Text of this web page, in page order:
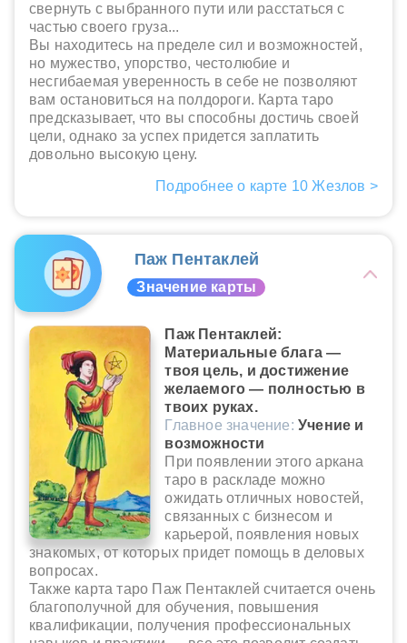
свернуть с выбранного пути или расстаться с
частью своего груза...
Вы находитесь на пределе сил и возможностей,
но мужество, упорство, честолюбие и
несгибаемая уверенность в себе не позволяют
вам остановиться на полдороги. Карта таро
предсказывает, что вы способны достичь своей
цели, однако за успех придется заплатить
довольно высокую цену.
Подробнее о карте 10 Жезлов >
Паж Пентаклей
Значение карты
Паж Пентаклей:
Материальные блага —
твоя цель, и достижение
желаемого — полностью в
твоих руках.
Главное значение: Учение и
возможности
При появлении этого аркана
таро в раскладе можно
ожидать отличных новостей,
связанных с бизнесом и
карьерой, появления новых
знакомых, от которых придет помощь в деловых
вопросах.
Также карта таро Паж Пентаклей считается очень
благополучной для обучения, повышения
квалификации, получения профессиональных